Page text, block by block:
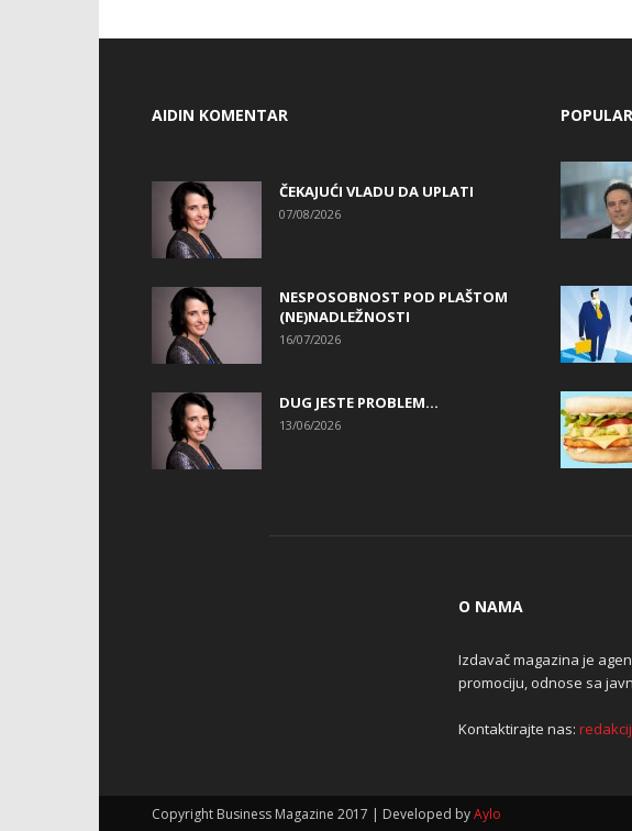
AIDIN KOMENTAR
ČEKAJUĆI VLADU DA UPLATI
07/08/2026
NESPOSOBNOST POD PLAŠTOM
(NE)NADLEŽNOSTI
16/07/2026
DUG JESTE PROBLEM…
13/06/2026
O NAMA
Izdavač magazina je
promociju, odnose sa
Kontaktirajte nas:
Copyright Business Magazine 2017 | Developed byAylo